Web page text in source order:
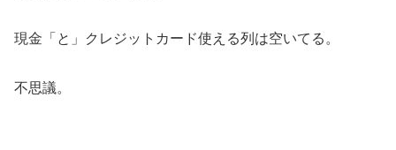
現金「と」クレジットカード使える列は空いてる。
不思議。